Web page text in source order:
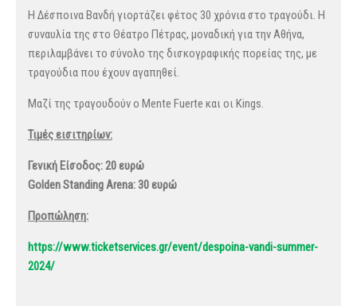
Η Δέσποινα Βανδή γιορτάζει φέτος 30 χρόνια στο τραγούδι. Η
συναυλία της στο Θέατρο Πέτρας, μοναδική για την Αθήνα,
περιλαμβάνει το σύνολο της δισκογραφικής πορείας της, με
τραγούδια που έχουν αγαπηθεί.
Μαζί της τραγουδούν ο Mente Fuerte και οι Kings.
Τιμές εισιτηρίων:
Γενική Είσοδος: 20 ευρώ
GoldenStandingArena: 30 ευρώ
Προπώληση:
https://www.ticketservices.gr/event/despoina-vandi-summer-
2024/